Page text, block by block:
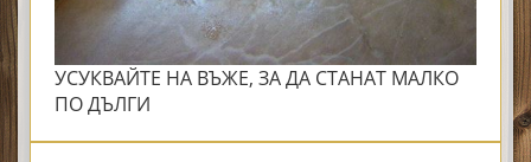
УСУКВАЙТЕ НА ВЪЖЕ, ЗА ДА СТАНАТ МАЛКО
ПО ДЪЛГИ